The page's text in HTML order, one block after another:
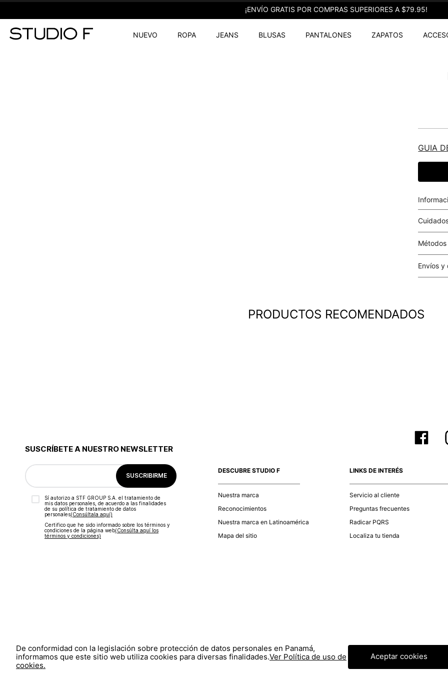
¡ENVÍO GRATIS POR COMPRAS SUPERIORES A $79.95!
NUEVO ROPA JEANS BLUSAS PANTALONES ZAPATOS
GUIA
Tarjetas
Envíos y
análisis
tu
PRODUCTOS RECOMENDADOS
SUSCRÍBETE A NUESTRO NEWSLETTER
SUSCRIBIRME
Sí autorizo a STF GROUP S.A. el tratamiento de
mis datos personales, de acuerdo a las finalidades
de su política de tratamiento de datos
personales‎(Consúltala aquí)
Certifico que he sido informado sobre los términos y
condiciones de la página web‎(Consúlta aquí los
términos y condiciones)
DESCUBRE STUDIO F
Nuestra marca
Reconocimientos
Nuestra marca en Latinoamérica
Mapa del sitio
LINKS DE INTERÉS
Servicio al cliente
Preguntas frecuentes
Radicar PQRS
Localiza tu tienda
© COPYRIGHT 2020 STF GROUP S.A. TODOS LOS DERECHOS RESERVADOS.
De conformidad con la legislación sobre protección de datos personales en Panamá,
informamos que este sitio web utiliza cookies para diversas finalidades.Ver Política de uso de
cookies.
Aceptar cookies